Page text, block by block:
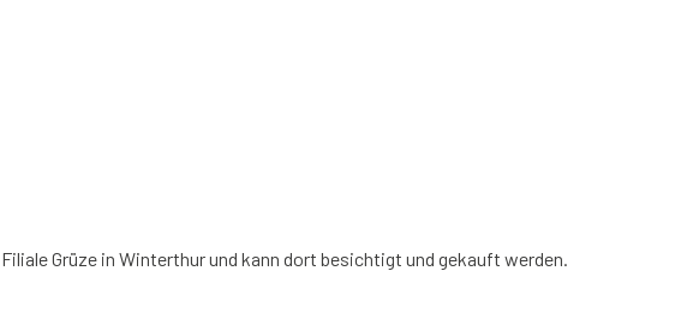
Grüze in Winterthur und kann dort besichtigt und gekauft werden.